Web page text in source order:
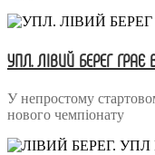
УПЛ. ЛІВИЙ БЕРЕГ ГРАЄ
У непростому
нового чемпіонату